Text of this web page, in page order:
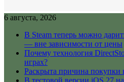
6 августа, 2026
В Steam теперь можно
— вне зависимости от цены
Почему технология
играх?
Раскрыта причина
В тестовой версии iOS 27